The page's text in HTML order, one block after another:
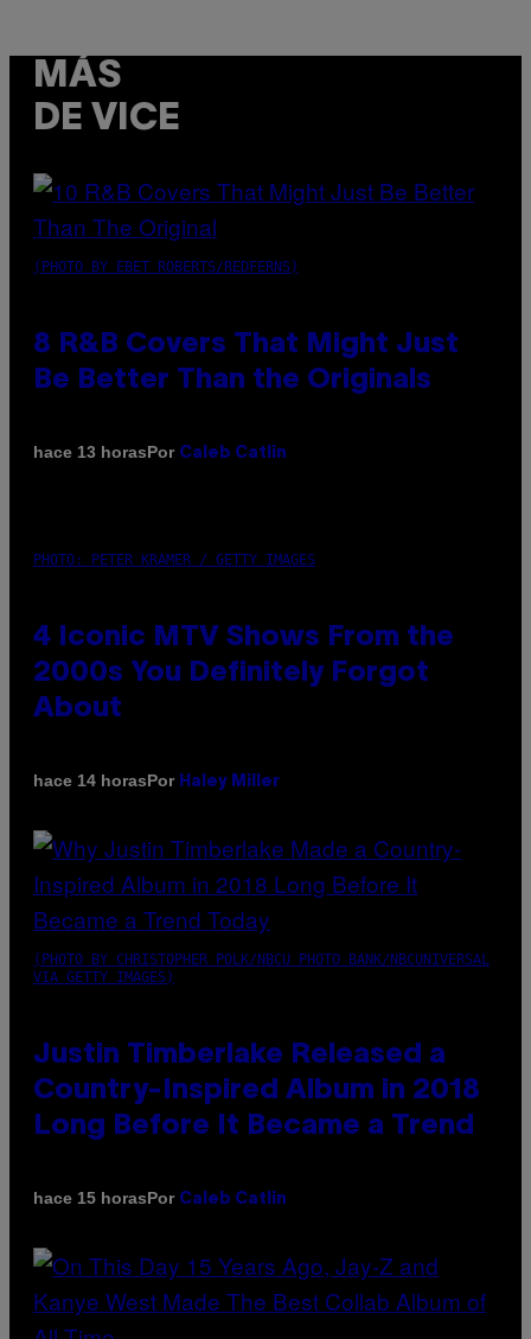
MÁS
DE VICE
(PHOTO BY EBET ROBERTS/REDFERNS)
8 R&B Covers That Might Just
Be Better Than the Originals
hace 13 horasPor Caleb Catlin
PHOTO: PETER KRAMER / GETTY IMAGES
4 Iconic MTV Shows From the
2000s You Definitely Forgot
About
hace 14 horasPor Haley Miller
(PHOTO BY CHRISTOPHER POLK/NBCU PHOTO BANK/NBCUNIVERSAL
VIA GETTY IMAGES)
Justin Timberlake Released a
Country-Inspired Album in 2018
Long Before It Became a Trend
hace 15 horasPor Caleb Catlin